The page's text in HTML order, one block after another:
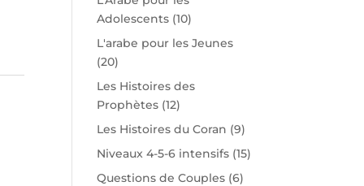
Adolescents (10)
L'arabe pour les Jeunes
(20)
Les Histoires des
Prophètes (12)
Les Histoires du Coran (9)
Niveaux 4-5-6 intensifs (15)
Questions de Couples (6)